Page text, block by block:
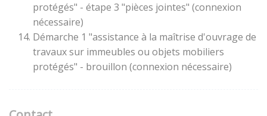
protégés" - étape 3 "pièces jointes" (connexion
nécessaire)
Démarche 1 "assistance à la maîtrise d'ouvrage de
travaux sur immeubles ou objets mobiliers
protégés" - brouillon (connexion nécessaire)